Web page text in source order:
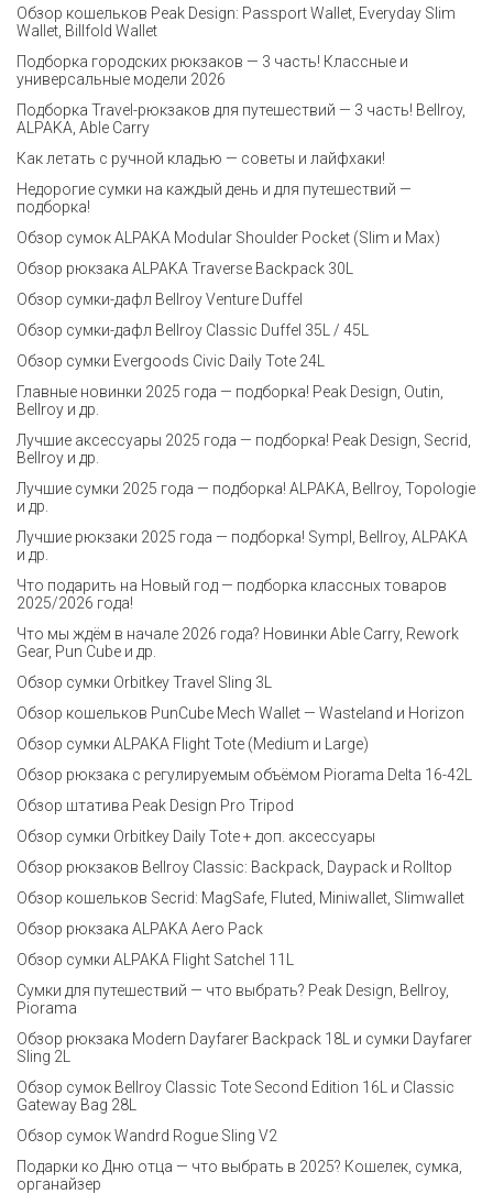
Обзор кошельков Peak Design: Passport Wallet, Everyday Slim
Wallet, Billfold Wallet
Подборка городских рюкзаков — 3 часть! Классные и
универсальные модели 2026
Подборка Travel-рюкзаков для путешествий — 3 часть! Bellroy,
ALPAKA, Able Carry
Как летать с ручной кладью — советы и лайфхаки!
Недорогие сумки на каждый день и для путешествий —
подборка!
Обзор сумок ALPAKA Modular Shoulder Pocket (Slim и Max)
Обзор рюкзака ALPAKA Traverse Backpack 30L
Обзор сумки-дафл Bellroy Venture Duffel
Обзор сумки-дафл Bellroy Classic Duffel 35L / 45L
Обзор сумки Evergoods Civic Daily Tote 24L
Главные новинки 2025 года — подборка! Peak Design, Outin,
Bellroy и др.
Лучшие аксессуары 2025 года — подборка! Peak Design, Secrid,
Bellroy и др.
Лучшие сумки 2025 года — подборка! ALPAKA, Bellroy, Topologie
и др.
Лучшие рюкзаки 2025 года — подборка! Sympl, Bellroy, ALPAKA
и др.
Что подарить на Новый год — подборка классных товаров
2025/2026 года!
Что мы ждём в начале 2026 года? Новинки Able Carry, Rework
Gear, Pun Cube и др.
Обзор сумки Orbitkey Travel Sling 3L
Обзор кошельков PunCube Mech Wallet — Wasteland и Horizon
Обзор сумки ALPAKA Flight Tote (Medium и Large)
Обзор рюкзака с регулируемым объёмом Piorama Delta 16-42L
Обзор штатива Peak Design Pro Tripod
Обзор сумки Orbitkey Daily Tote + доп. аксессуары
Обзор рюкзаков Bellroy Classic: Backpack, Daypack и Rolltop
Обзор кошельков Secrid: MagSafe, Fluted, Miniwallet, Slimwallet
Обзор рюкзака ALPAKA Aero Pack
Обзор сумки ALPAKA Flight Satchel 11L
Сумки для путешествий — что выбрать? Peak Design, Bellroy,
Piorama
Обзор рюкзака Modern Dayfarer Backpack 18L и сумки Dayfarer
Sling 2L
Обзор сумок Bellroy Classic Tote Second Edition 16L и Classic
Gateway Bag 28L
Обзор сумок Wandrd Rogue Sling V2
Подарки ко Дню отца — что выбрать в 2025? Кошелек, сумка,
органайзер